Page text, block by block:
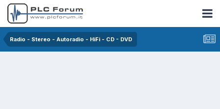
Radio - Stereo - Autoradio - HiFi - CD - DVD